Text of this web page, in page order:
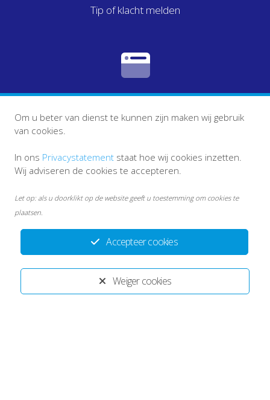
Tip of klacht melden
Disclaimer
Weiger cookies
Accepteer cookies
Om u beter van dienst te kunnen zijn maken wij gebruik
van cookies.
In ons Privacystatement staat hoe wij cookies inzetten.
Wij adviseren de cookies te accepteren.
Let op: als u doorklikt op de website geeft u toestemming om cookies te
plaatsen.